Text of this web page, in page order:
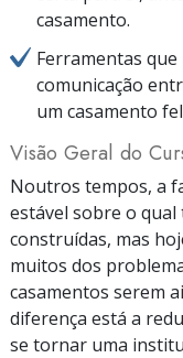
casamento.
Ferramentas
comunicação
um casamento
Visão Geral do
Noutros tempos, a
estável sobre o
construídas, mas
muitos dos
casamentos serem
diferença está a
se tornar uma